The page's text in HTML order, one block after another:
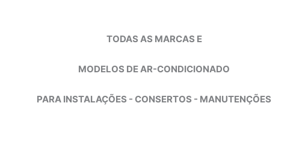
TODAS AS MARCAS E
MODELOS DE AR-CONDICIONADO
PARA INSTALAÇÕES - CONSERTOS - MANUTENÇÕES